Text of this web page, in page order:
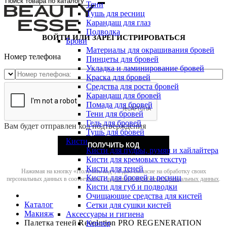
Тени
Тушь для ресниц
Карандаш для глаз
Подводка
Брови
Материалы для окрашивания бровей
Пинцеты для бровей
Укладка и ламинирование бровей
Краска для бровей
Средства для роста бровей
Карандаш для бровей
Помада для бровей
Тени для бровей
Гель для бровей
Тушь для бровей
Кисти
Кисти для пудры, румян и хайлайтера
Кисти для кремовых текстур
Кисти для теней
Кисти для бровей и ресниц
Кисти для губ и подводки
Очищающие средства для кистей
Сетки для сушки кистей
Аксессуары и гигиена
Керлер
ВОЙТИ ИЛИ ЗАРЕГИСТРИРОВАТЬСЯ
Номер телефона
Вам будет отправлен код подтверждения
ПОЛУЧИТЬ КОД
Нажимая на кнопку «Получить код», я даю согласие на обработку своих
персональных данных в соответствии сполитикой обработки персональных данных.
Каталог
Макияж
Палетка теней Revolution PRO REGENERATION